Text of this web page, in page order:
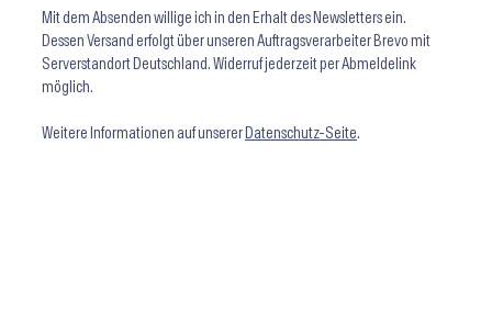
Mit dem Absenden willige ich in den Erhalt des Newsletters ein.
Dessen Versand erfolgt über unseren Auftragsverarbeiter Brevo mit
Serverstandort Deutschland. Widerruf jederzeit per Abmeldelink
möglich.
Weitere Informationen auf unserer Datenschutz-Seite.